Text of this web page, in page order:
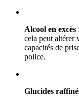
Alcool en excès
cela peut altérer
capacités de
police.
Glucides